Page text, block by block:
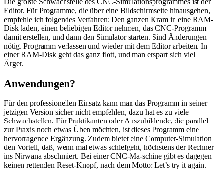
Die größte Schwachstelle des CNC-Simulationsprogrammes ist der
Editor. Für Programme, die über eine Bildschirmseite hinausgehen,
empfehle ich folgendes Verfahren: Den ganzen Kram in eine RAM-
Disk laden, einen beliebigen Editor nehmen, das CNC-Programm
damit erstellen, und dann den Simulator starten. Sind Änderungen
nötig, Programm verlassen und wieder mit dem Editor arbeiten. In
einer RAM-Disk geht das ganz flott, und man erspart sich viel
Ärger.
Anwendungen?
Für den professionellen Einsatz kann man das Programm in seiner
jetzigen Version sicher nicht empfehlen, dazu hat es zu viele
Schwachstellen. Für Praktikanten oder Auszubildende, die parallel
zur Praxis noch etwas Üben möchten, ist dieses Programm eine
hervorragende Ergänzung. Zudem bietet eine Computer-Simulation
den Vorteil, daß, wenn mal etwas schiefgeht, höchstens der Rechner
ins Nirwana abschmiert. Bei einer CNC-Ma-schine gibt es dagegen
keinen rettenden Reset-Knopf, nach dem Motto: Let’s try it again.